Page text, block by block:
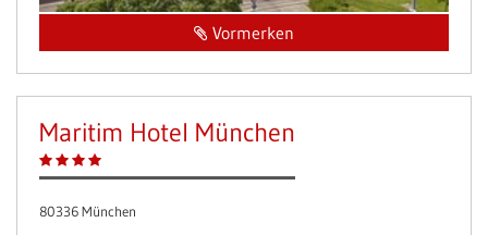
Vormerken
Maritim Hotel München
80336 München